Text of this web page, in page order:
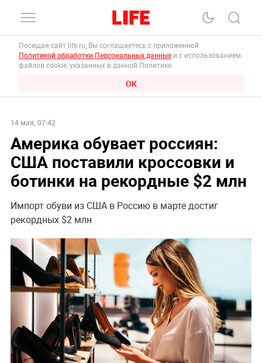
Посещая сайт life.ru, Вы соглашаетесь с приложенной
Политикой обработки Персональных данных и с использованием
файлов cookie, указанных в данной Политике.
ОК
14 мая, 07:42
Америка обувает россиян:
США поставили кроссовки и
ботинки на рекордные $2 млн
Импорт обуви из США в Россию в марте достиг
рекордных $2 млн